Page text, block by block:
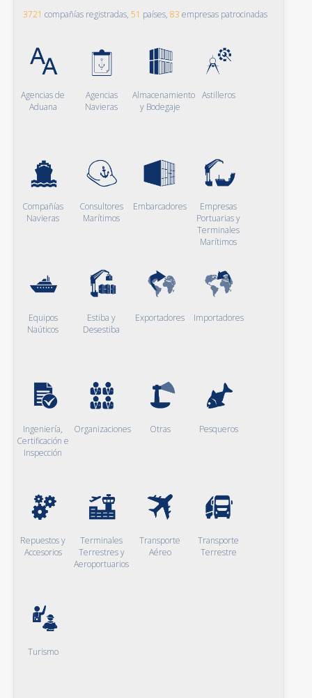
3721 compañías registradas, 51 países, 83 empresas patrocinadas
Agencias de
Aduana
Agencias
Navieras
Almacenamiento
y Bodegaje
Astilleros
Compañías
Navieras
Consultores
Marítimos
Embarcadores
Empresas
Portuarias y
Terminales
Marítimos
Equipos
Naúticos
Estiba y
Desestiba
Exportadores Importadores
Ingeniería,
Certificación e
Inspección
Organizaciones Otras Pesqueros
Repuestos y
Accesorios
Terminales
Terrestres y
Aeroportuarios
Transporte
Aéreo
Transporte
Terrestre
Turismo